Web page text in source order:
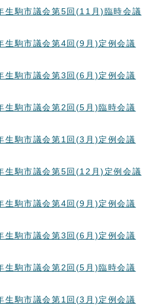
生駒市議会第5回(11月)臨時会議
生駒市議会第4回(9月)定例会議
生駒市議会第3回(6月)定例会議
生駒市議会第2回(5月)臨時会議
生駒市議会第1回(3月)定例会議
生駒市議会第5回(12月)定例会議
生駒市議会第4回(9月)定例会議
生駒市議会第3回(6月)定例会議
生駒市議会第2回(5月)臨時会議
生駒市議会第1回(3月)定例会議